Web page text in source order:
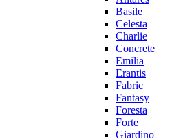
Basile
Celesta
Charlie
Concrete
Emilia
Erantis
Fabric
Fantasy
Foresta
Forte
Giardino